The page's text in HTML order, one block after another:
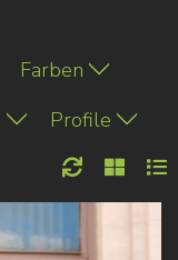
Farben
Profile